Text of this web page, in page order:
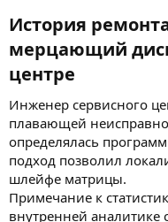
История
мерцающий
центре​
Инженер сервисного
плавающей
определялась
подход позволил
шлейфе матрицы.
Примечание к
внутренней